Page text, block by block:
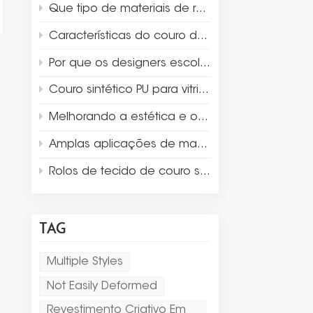
Que tipo de materiais de revestimento são adequados para embalagens de luxo e para a exposição de joias?
Características do couro de camurça de microfibra
Por que os designers escolhem a microfibra de camurça para a exibição e embalagem de joias de luxo?
Couro sintético PU para vitrines de caixas de joias
Melhorando a estética e o design do produto com couro Thermo PU
Amplas aplicações de materiais de couro sintético
Rolos de tecido de couro sintético de dupla face para jogo americano
TAG
Multiple Styles
Not Easily Deformed
Revestimento Criativo Em